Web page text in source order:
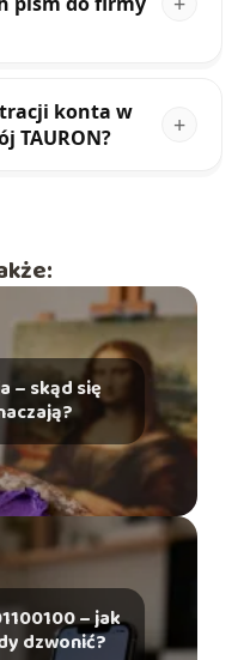
konta w
TAURON?
– skąd się
– jak
dzwonić?